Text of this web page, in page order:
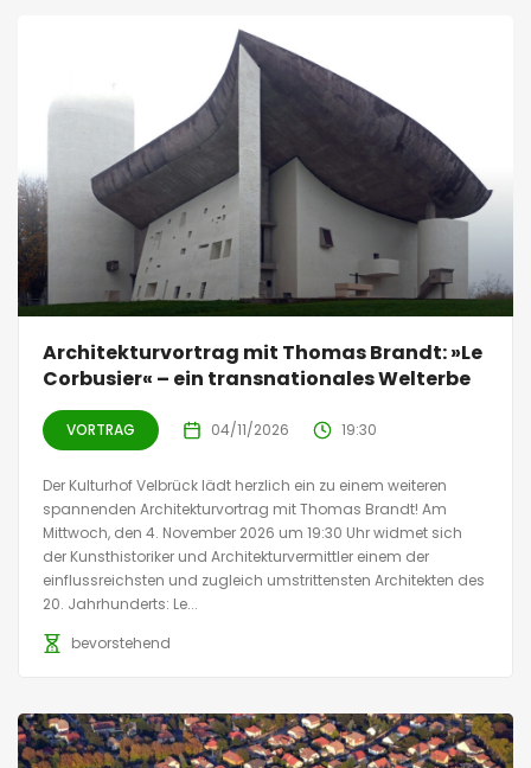
Architekturvortrag mit Thomas Brandt: »Le
Corbusier« – ein transnationales Welterbe
VORTRAG 04/11/2026 19:30
Der Kulturhof Velbrück lädt herzlich ein zu einem weiteren
spannenden Architekturvortrag mit Thomas Brandt! Am
Mittwoch, den 4. November 2026 um 19:30 Uhr widmet sich
der Kunsthistoriker und Architekturvermittler einem der
einflussreichsten und zugleich umstrittensten Architekten des
20. Jahrhunderts: Le...
bevorstehend